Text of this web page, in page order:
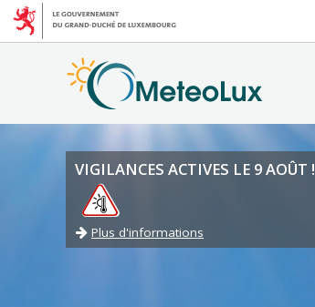
VIGILANCES ACTIVES LE 9 AOÛT !
Plus d'informations